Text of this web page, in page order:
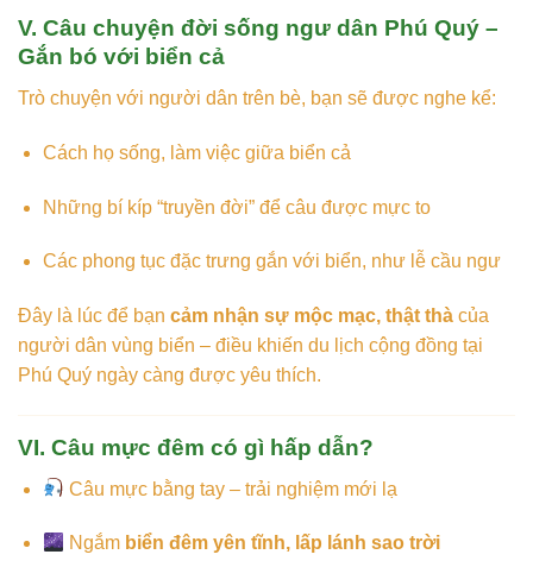
V. Câu chuyện đời sống ngư dân Phú Quý –
Gắn bó với biển cả
Trò chuyện với người dân trên bè, bạn sẽ được nghe kể:
Cách họ sống, làm việc giữa biển cả
Những bí kíp “truyền đời” để câu được mực to
Các phong tục đặc trưng gắn với biển, như lễ cầu ngư
Đây là lúc để bạn cảm nhận sự mộc mạc, thật thà của
người dân vùng biển – điều khiến du lịch cộng đồng tại
Phú Quý ngày càng được yêu thích.
VI. Câu mực đêm có gì hấp dẫn?
Câu mực bằng tay – trải nghiệm mới lạ
Ngắm biển đêm yên tĩnh, lấp lánh sao trời